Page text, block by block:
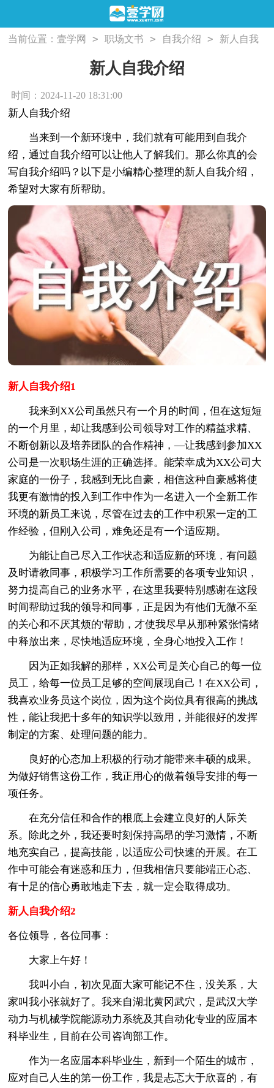
当前位置：壹学网 > 职场文书 > 自我介绍 >
新人自我
新人自我介绍
时间：2024-11-20 18:31:00
新人自我介绍
当来到一个新环境中，我们就有可能用到自我介
绍，通过自我介绍可以让他人了解我们。那么你真的会
写自我介绍吗？以下是小编精心整理的新人自我介绍，
希望对大家有所帮助。
新人自我介绍1
我来到XX公司虽然只有一个月的时间，但在这短短
的一个月里，却让我感到公司领导对工作的精益求精、
不断创新以及培养团队的合作精神，—让我感到参加XX
公司是一次职场生涯的正确选择。能荣幸成为XX公司大
家庭的一份子，我感到无比自豪，相信这种自豪感将使
我更有激情的投入到工作中作为一名进入一个全新工作
环境的新员工来说，尽管在过去的工作中积累一定的工
作经验，但刚入公司，难免还是有一个适应期。
为能让自己尽入工作状态和适应新的环境，有问题
及时请教同事，积极学习工作所需要的各项专业知识，
努力提高自己的业务水平，在这里我要特别感谢在这段
时间帮助过我的领导和同事，正是因为有他们无微不至
的关心和不厌其烦的'帮助，才使我尽早从那种紧张情绪
中释放出来，尽快地适应环境，全身心地投入工作！
因为正如我解的那样，XX公司是关心自己的每一位
员工，给每一位员工足够的空间展现自己！在XX公司，
我喜欢业务员这个岗位，因为这个岗位具有很高的挑战
性，能让我把十多年的知识学以致用，并能很好的发挥
制定的方案、处理问题的能力。
良好的心态加上积极的行动才能带来丰硕的成果。
为做好销售这份工作，我正用心的做着领导安排的每一
项任务。
在充分信任和合作的根底上会建立良好的人际关
系。除此之外，我还要时刻保持高昂的学习激情，不断
地充实自己，提高技能，以适应公司快速的开展。在工
作中可能会有迷惑和压力，但我相信只要能端正心态、
有十足的信心勇敢地走下去，就一定会取得成功。
新人自我介绍2
各位领导，各位同事：
大家上午好！
我叫小白，初次见面大家可能记不住，没关系，大
家叫我小张就好了。我来自湖北黄冈武穴，是武汉大学
动力与机械学院能源动力系统及其自动化专业的应届本
科毕业生，目前在公司咨询部工作。
作为一名应届本科毕业生，新到一个陌生的城市，
应对自己人生的第一份工作，我是忐忑大于欣喜的，有